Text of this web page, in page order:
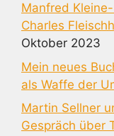
Manfred
Charles
Oktober 2023
Mein neues
als Waffe der
Martin Sellner
Gespräch über